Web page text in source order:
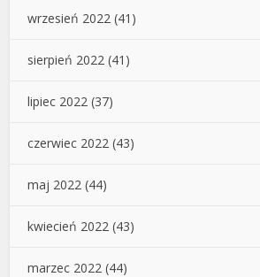
wrzesień 2022 (41)
sierpień 2022 (41)
lipiec 2022 (37)
czerwiec 2022 (43)
maj 2022 (44)
kwiecień 2022 (43)
marzec 2022 (44)